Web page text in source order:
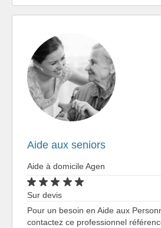
Aide aux seniors
Aide à domicile Agen
Sur devis
Pour un besoin en Aide aux
contactez ce professionnel